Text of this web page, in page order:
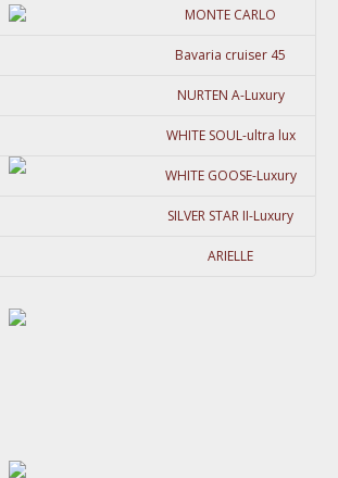
MONTE CARLO
Bavaria cruiser 45
NURTEN A-Luxury
WHITE SOUL-ultra lux
WHITE GOOSE-Luxury
SILVER STAR II-Luxury
ARIELLE